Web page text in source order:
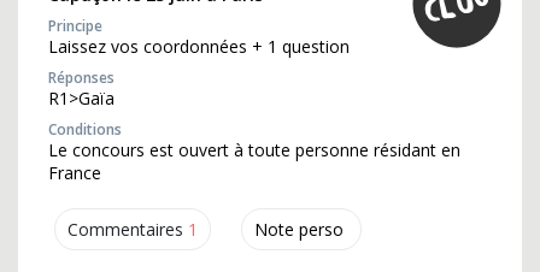
Commentaires 1 Note perso
Principe
Laissez vos coordonnées + 1 question
Réponses
R1>Gaïa
Conditions
Le concours est ouvert à toute personne résidant en
France